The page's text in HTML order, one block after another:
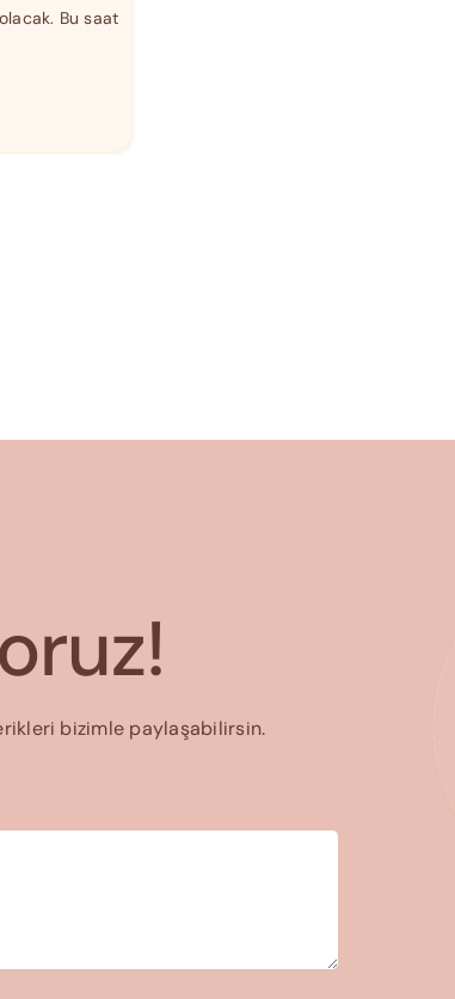
Bu saat
bizimle paylaşabilirsin.